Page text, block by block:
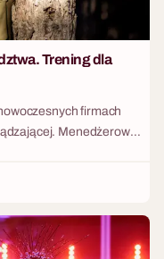
Trening dla
firmach
Menedżerowie
prelekcji i wypełniają
Rzeczywistość bywa
prawdziwy kryzys,
kontraktu, cała